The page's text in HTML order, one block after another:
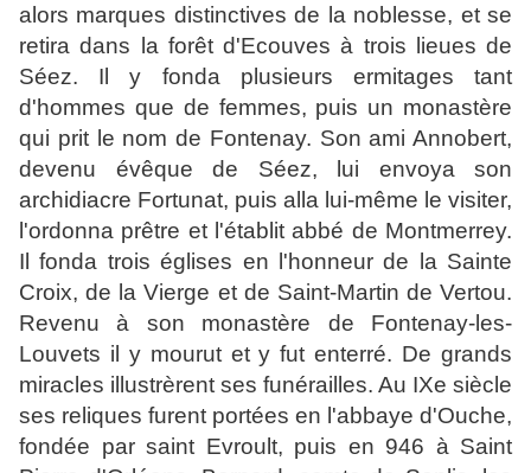
alors marques distinctives de la noblesse, et se
retira dans la forêt d'Ecouves à trois lieues de
Séez. Il y fonda plusieurs ermitages tant
d'hommes que de femmes, puis un monastère
qui prit le nom de Fontenay. Son ami Annobert,
devenu évêque de Séez, lui envoya son
archidiacre Fortunat, puis alla lui-même le visiter,
l'ordonna prêtre et l'établit abbé de Montmerrey.
Il fonda trois églises en l'honneur de la Sainte
Croix, de la Vierge et de Saint-Martin de Vertou.
Revenu à son monastère de Fontenay-les-
Louvets il y mourut et y fut enterré. De grands
miracles illustrèrent ses funérailles. Au IXe siècle
ses reliques furent portées en l'abbaye d'Ouche,
fondée par saint Evroult, puis en 946 à Saint